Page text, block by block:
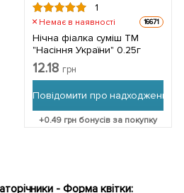
1
Немає в наявності 16671
Нічна фіалка суміш ТМ
"Насіння України" 0.25г
12.18 грн
Повідомити про надходження
+0.49 грн бонусів за покупку
- Форма квітки: